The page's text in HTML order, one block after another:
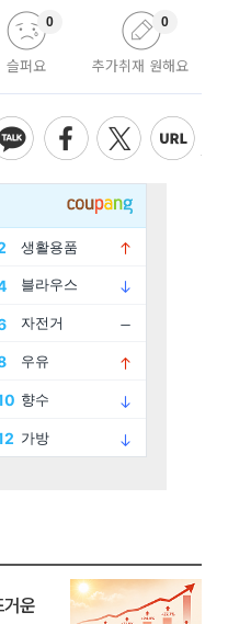
슬퍼요
0
추가취재 원해요
0
운